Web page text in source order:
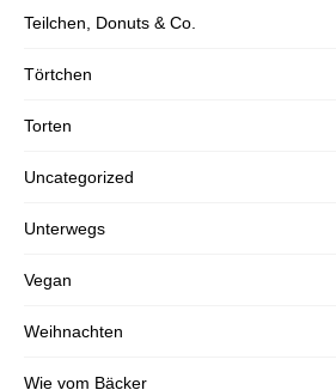
Teilchen, Donuts & Co.
Törtchen
Torten
Uncategorized
Unterwegs
Vegan
Weihnachten
Wie vom Bäcker